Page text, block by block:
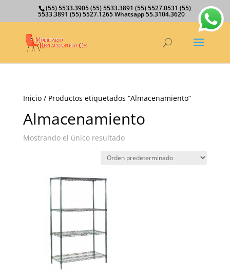
(55) 5533.3905 (55) 5533.3891 (55) 5527.0531 (55)
5533.3891 (55) 5527.1265 Whatsapp 55.3104.3620
Inicio/ Productos etiquetados “Almacenamiento”
Almacenamiento
Mostrando el único resultado